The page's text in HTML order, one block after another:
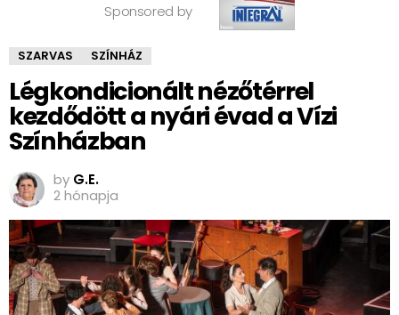
Sponsored by
SZARVAS SZÍNHÁZ
Légkondicionált nézőtérrel
kezdődött a nyári évad a Vízi
Színházban
by G.E.
2 hónapja